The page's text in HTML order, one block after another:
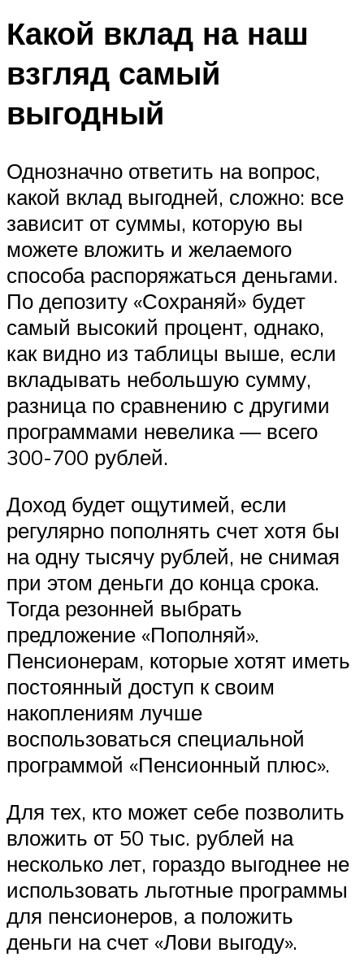
Какой вклад на наш
взгляд самый
выгодный
Однозначно ответить на вопрос,
какой вклад выгодней, сложно: все
зависит от суммы, которую вы
можете вложить и желаемого
способа распоряжаться деньгами.
По депозиту «Сохраняй» будет
самый высокий процент, однако,
как видно из таблицы выше, если
вкладывать небольшую сумму,
разница по сравнению с другими
программами невелика — всего
300-700 рублей.
Доход будет ощутимей, если
регулярно пополнять счет хотя бы
на одну тысячу рублей, не снимая
при этом деньги до конца срока.
Тогда резонней выбрать
предложение «Пополняй».
Пенсионерам, которые хотят иметь
постоянный доступ к своим
накоплениям лучше
воспользоваться специальной
программой «Пенсионный плюс».
Для тех, кто может себе позволить
вложить от 50 тыс. рублей на
несколько лет, гораздо выгоднее не
использовать льготные программы
для пенсионеров, а положить
деньги на счет «Лови выгоду».